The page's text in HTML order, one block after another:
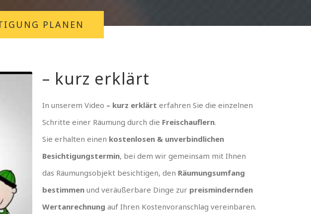
PLANEN
– kurz erklärt
In unserem Video – kurz erklärt erfahren Sie die einzelnen
Schritte einer Räumung durch die Freischauflern.
Sie erhalten einen kostenlosen & unverbindlichen
Besichtigungstermin, bei dem wir gemeinsam mit Ihnen
das Räumungsobjekt besichtigen, den Räumungsumfang
bestimmen und veräußerbare Dinge zur preismindernden
Wertanrechnung auf Ihren Kostenvoranschlag vereinbaren.